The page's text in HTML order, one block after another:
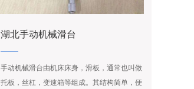
湖北手动机械滑台
手动机械滑台由机床床身，滑板，通常也叫做
托板，丝杠，变速箱等组成。其结构简单，便